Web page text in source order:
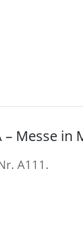
– Messe in
A111.